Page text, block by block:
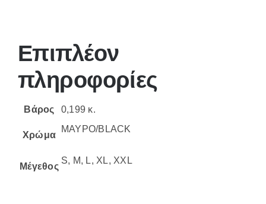
Επιπλέον
πληροφορίες
Βάρος 0,199 κ.
Χρώμα
ΜΑΥΡΟ/BLACK
Μέγεθος
S, M, L, XL, XXL